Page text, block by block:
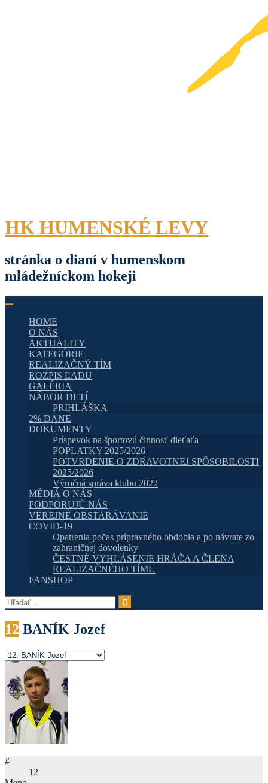
HK HUMENSKÉ LEVY
stránka o dianí v humenskom
mládežníckom hokeji
HOME
O NÁS
AKTUALITY
KATEGÓRIE
REALIZAČNÝ TÍM
ROZPIS ĽADU
GALÉRIA
NÁBOR DETÍ
PRIHLÁŠKA
2% DANE
DOKUMENTY
Príspevok na športovú činnosť dieťaťa
POPLATKY 2025/2026
POTVRDENIE O ZDRAVOTNEJ SPÔSOBILOSTI
2025/2026
Výročná správa klubu 2022
MÉDIÁ O NÁS
PODPORUJÚ NÁS
VEREJNÉ OBSTARÁVANIE
COVID-19
Opatrenia počas prípravného obdobia a po návrate zo
zahraničnej dovolenky
ČESTNÉ VYHLÁSENIE HRÁČA A ČLENA
REALIZAČNÉHO TÍMU
FANSHOP
Hľadať:
12 BANÍK Jozef
#
12